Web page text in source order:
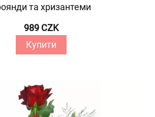
та хризантеми
989 CZK
Купити